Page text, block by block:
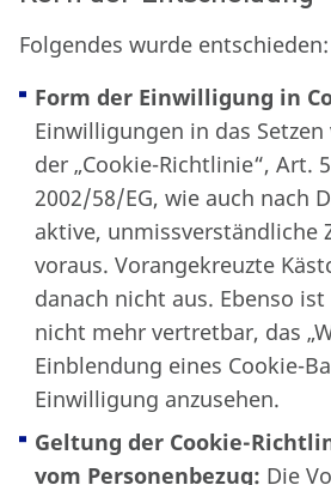
Folgendes wurde entschieden:
Form der Einwilligung in
Einwilligungen in das Setzen
der „Cookie-Richtlinie“, Art.
2002/58/EG, wie auch nach
aktive, unmissverständliche
voraus. Vorangekreuzte
danach nicht aus. Ebenso
nicht mehr vertretbar, das
Einblendung eines Cookie-
Einwilligung anzusehen.
Geltung der Cookie-
vom Personenbezug: Die